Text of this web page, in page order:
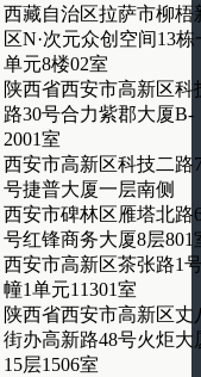
西藏自治区拉萨市柳梧
区N·次元众创空间13栋
单元8楼02室
陕西省西安市高新区科
路30号合力紫郡大厦B-
2001室
西安市高新区科技二路
号捷普大厦一层南侧
西安市碑林区雁塔北路
号红锋商务大厦8层801
西安市高新区茶张路1
幢1单元11301室
陕西省西安市高新区丈
街办高新路48号火炬大
15层1506室